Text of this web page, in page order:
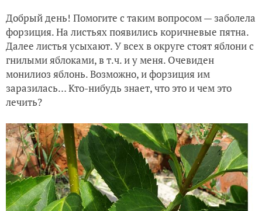
Добрый день! Помогите с таким вопросом — заболела
форзиция. На листьях появились коричневые пятна.
Далее листья усыхают. У всех в округе стоят яблони с
гнилыми яблоками, в т.ч. и у меня. Очевиден
монилиоз яблонь. Возможно, и форзиция им
заразилась… Кто-нибудь знает, что это и чем это
лечить?